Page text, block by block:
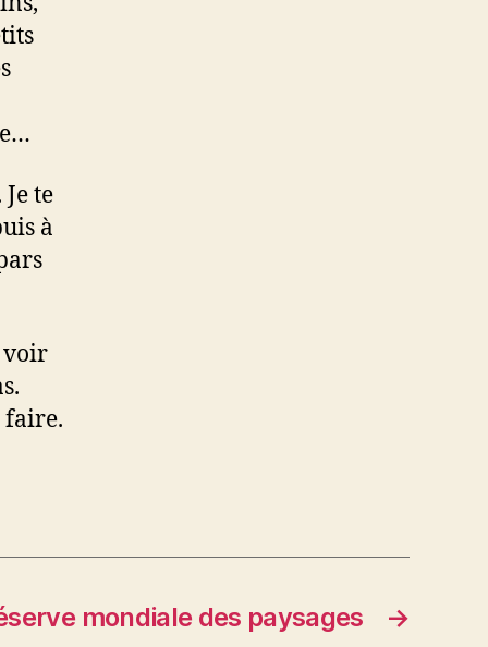
te
à
voir
faire.
→
mondiale des paysages